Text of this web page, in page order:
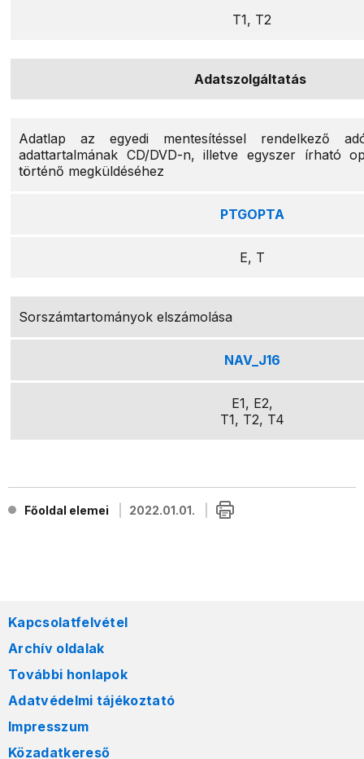
T1, T2
Adatszolgáltatás
Adatlap az egyedi mentesítéssel rendelkező
adattartalmának CD/DVD-n, illetve egyszer írható
történő megküldéséhez
PTGOPTA
E, T
Sorszámtartományok elszámolása
NAV_J16
E1, E2,
T1, T2, T4
Főoldal elemei 2022.01.01.
Kapcsolatfelvétel
Archív oldalak
További honlapok
Adatvédelmi tájékoztató
Impresszum
Közadatkereső